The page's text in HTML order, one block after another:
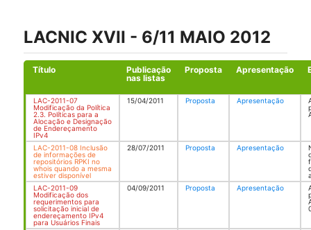
LACNIC XVII - 6/11 MAIO 2012
Título
Publicação
nas listas
Proposta Apresentação
LAC-2011-07
Modificação da Política
2.3. Políticas para a
Alocação e Designação
de Endereçamento
IPv4
15/04/2011 Proposta Apresentação
LAC-2011-08 Inclusão
de informações de
repositórios RPKI no
whois quando a mesma
estiver disponível
28/07/2011 Proposta Apresentação
LAC-2011-09
Modificação dos
requerimentos para
solicitação inicial de
endereçamento IPv4
para Usuários Finais
04/09/2011 Proposta Apresentação